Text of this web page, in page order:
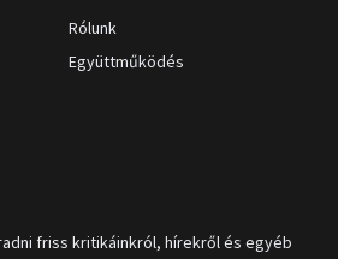
Rólunk
Együttműködés
friss kritikáinkról, hírekről és egyéb